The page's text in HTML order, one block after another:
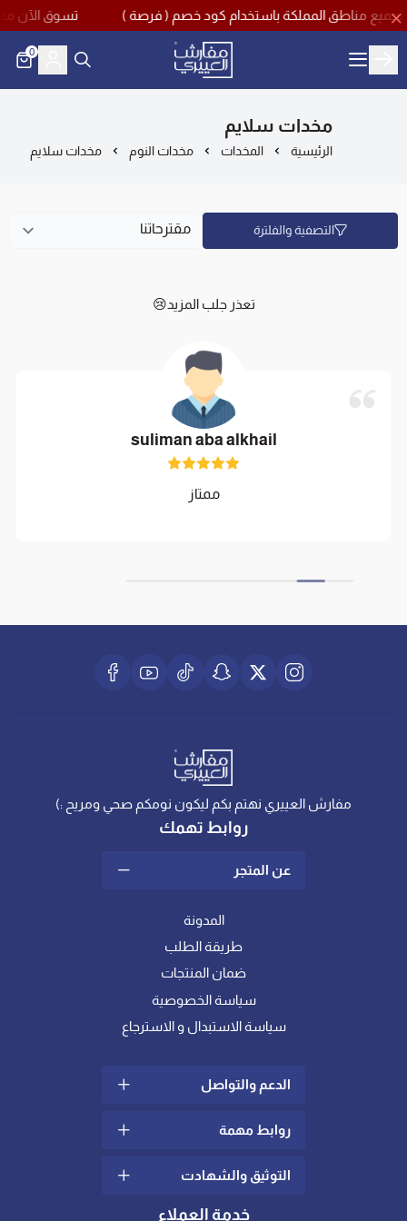
تسوق الآن مع اقوى تخفيضات
مفارش العييري
0
مخدات سلايم
الرئيسية المخدات مخدات النوم مخدات سلايم
التصفية والفلترة
تعذر جلب المزيد😢
suliman aba alkhail
ممتاز
مفارش العييري نهتم بكم ليكون نومكم صحي ومريح :)
روابط تهمك
عن المتجر
المدونة
طريقة الطلب
ضمان المنتجات
سياسة الخصوصية
سياسة الاستبدال و الاسترجاع
الدعم والتواصل
سياسة الشحن والتوصيل
الدعم الفني
روابط مهمة
ما هو اللباد؟
كيف أختار خامة المفرش
التوثيق والشهادت
خدمة العملاء